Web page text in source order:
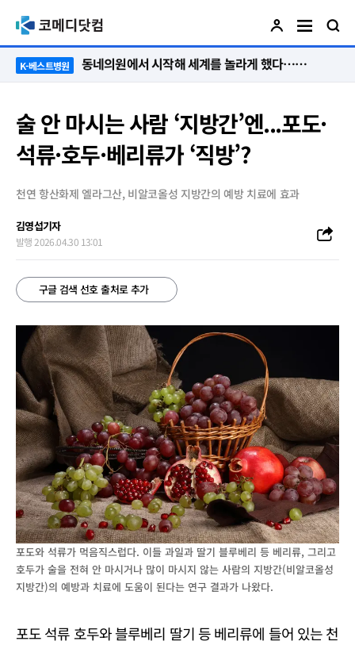
K-베스트병원 “절대 먼저 말하지 않아요. 대신 먼저 듣습니다”
술 안 마시는 사람 ‘지방간’엔...포도·
석류·호두·베리류가 ‘직방’?
천연 항산화제 엘라그산, 비알코올성 지방간의 예방 치료에 효과
김영섭기자
발행 2026.04.30 13:01
구글 검색 선호 출처로 추가
포도와 석류가 먹음직스럽다. 이들 과일과 딸기 블루베리 등 베리류, 그리고
호두가 술을 전혀 안 마시거나 많이 마시지 않는 사람의 지방간(비알코올성
지방간)의 예방과 치료에 도움이 된다는 연구 결과가 나왔다.
포도 석류 호두와 블루베리 딸기 등 베리류에 들어 있는 천